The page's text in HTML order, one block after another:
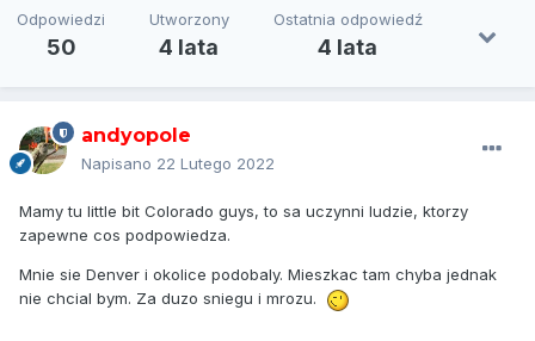
Odpowiedzi
50
Utworzony
4 lata
Ostatnia odpowiedź
4 lata
andyopole
Napisano 22 Lutego 2022
Mamy tu little bit Colorado guys, to sa uczynni ludzie, ktorzy
zapewne cos podpowiedza.
Mnie sie Denver i okolice podobaly. Mieszkac tam chyba jednak
nie chcial bym. Za duzo sniegu i mrozu.